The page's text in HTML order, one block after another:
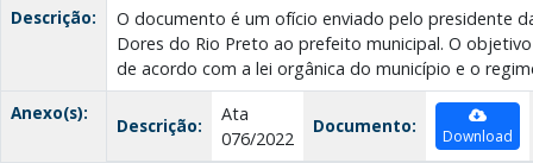
Descrição:
O documento é um ofício enviado pelo presidente
Dores do Rio Preto ao prefeito municipal. O
de acordo com a lei orgânica do município e o
Anexo(s):
Descrição:
Ata
076/2022
Documento: Download